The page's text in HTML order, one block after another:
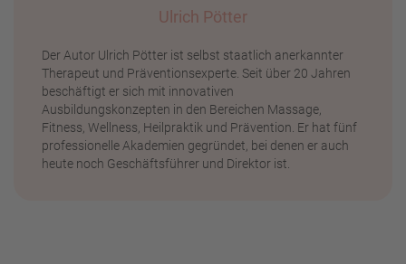
Ulrich Pötter
Der Autor Ulrich Pötter ist selbst staatlich anerkannter
Therapeut und Präventionsexperte. Seit über 20 Jahren
beschäftigt er sich mit innovativen
Ausbildungskonzepten in den Bereichen Massage,
Fitness, Wellness, Heilpraktik und Prävention. Er hat fünf
professionelle Akademien gegründet, bei denen er auch
heute noch Geschäftsführer und Direktor ist.